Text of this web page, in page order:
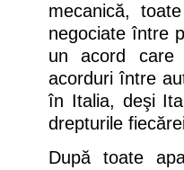
mecanică,
negociate între
un acord care
acorduri între
în Italia, deşi
drepturile
După toate